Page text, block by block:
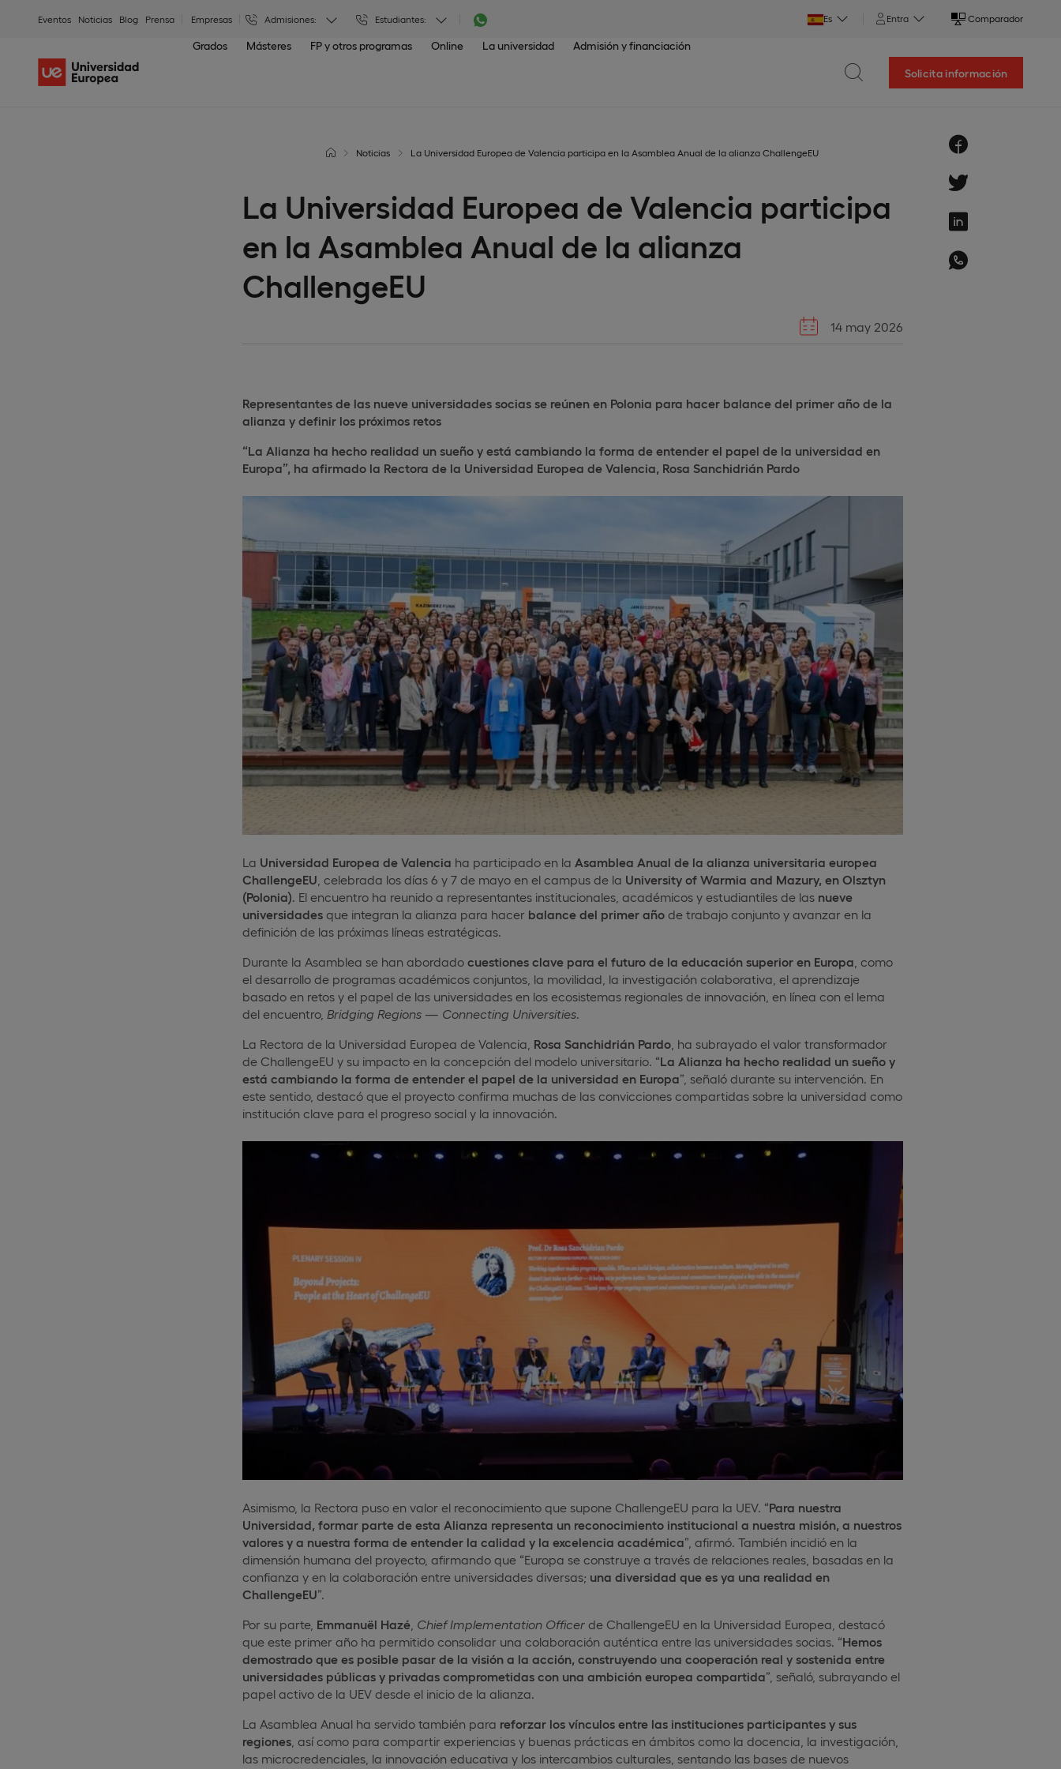
Eventos Noticias Blog Prensa Empresas Admisiones: Estudiantes: Es Entra Comparador
Grados Másteres FP y otros programas Online La universidad Admisión y financiación
Solicita información
Noticias La Universidad Europea de Valencia participa en la Asamblea Anual de la alianza ChallengeEU
La Universidad Europea de Valencia participa
en la Asamblea Anual de la alianza
ChallengeEU
14 may 2026
Representantes de las nueve universidades socias se reúnen en Polonia para hacer balance del primer año de la
alianza y definir los próximos retos
“La Alianza ha hecho realidad un sueño y está cambiando la forma de entender el papel de la universidad en
Europa”, ha afirmado la Rectora de la Universidad Europea de Valencia, Rosa Sanchidrián Pardo
La Universidad Europea de Valencia ha participado en la Asamblea Anual de la alianza universitaria europea
ChallengeEU , celebrada los días 6 y 7 de mayo en el campus de la University of Warmia and Mazury, en Olsztyn
(Polonia). El encuentro ha reunido a representantes institucionales, académicos y estudiantiles de las nueve
universidadesque integran la alianza para hacer balance del primer añode trabajo conjunto y avanzar en la
definición de las próximas líneas estratégicas.
Durante la Asamblea se han abordado cuestiones clave para el futuro de la educación superior en Europa , como
el desarrollo de programas académicos conjuntos, la movilidad, la investigación colaborativa, el aprendizaje
basado en retos y el papel de las universidades en los ecosistemas regionales de innovación, en línea con el lema
del encuentro, Bridging Regions — Connecting Universities.
La Rectora de la Universidad Europea de Valencia, Rosa Sanchidrián Pardo, ha subrayado el valor transformador
de ChallengeEU y su impacto en la concepción del modelo universitario. “La Alianza ha hecho realidad un sueño y
está cambiando la forma de entender el papel de la universidad en Europa”, señaló durante su intervención. En
este sentido, destacó que el proyecto confirma muchas de las convicciones compartidas sobre la universidad como
institución clave para el progreso social y la innovación.
Asimismo, la Rectora puso en valor el reconocimiento que supone ChallengeEU para la UEV. “Para nuestra
Universidad, formar parte de esta Alianza representa un reconocimiento institucional a nuestra misión, a nuestros
valores y a nuestra forma de entender la calidad y la excelencia académica”, afirmó. También incidió en la
dimensión humana del proyecto, afirmando que “Europa se construye a través de relaciones reales, basadas en la
confianza y en la colaboración entre universidades diversas; una diversidad que es ya una realidad en
ChallengeEU”.
Por su parte, Emmanuël Hazé, Chief Implementation Officerde ChallengeEU en la Universidad Europea, destacó
que este primer año ha permitido consolidar una colaboración auténtica entre las universidades socias. “Hemos
demostrado que es posible pasar de la visión a la acción, construyendo una cooperación real y sostenida entre
universidades públicas y privadas comprometidas con una ambición europea compartida”, señaló, subrayando el
papel activo de la UEV desde el inicio de la alianza.
La Asamblea Anual ha servido también para reforzar los vínculos entre las instituciones participantes y sus
regiones, así como para compartir experiencias y buenas prácticas en ámbitos como la docencia, la investigación,
las microcredenciales, la innovación educativa y los intercambios culturales, sentando las bases de nuevos